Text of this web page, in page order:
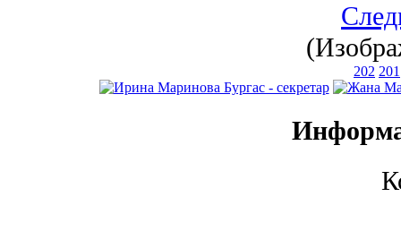
202 201